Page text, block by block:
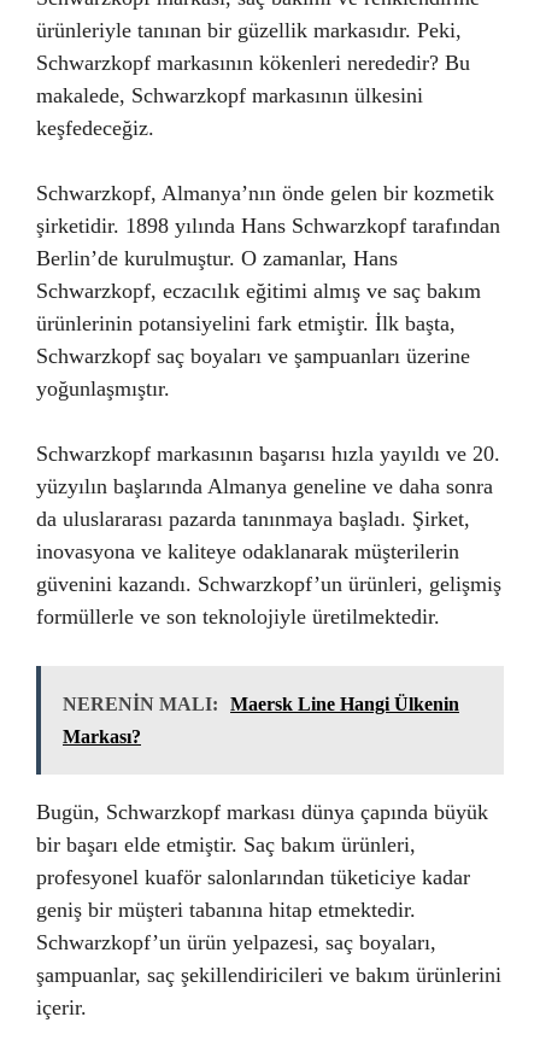
ürünleriyle tanınan bir güzellik markasıdır. Peki,
Schwarzkopf markasının kökenleri nerededir? Bu
makalede, Schwarzkopf markasının ülkesini
keşfedeceğiz.
Schwarzkopf, Almanya’nın önde gelen bir kozmetik
şirketidir. 1898 yılında Hans Schwarzkopf tarafından
Berlin’de kurulmuştur. O zamanlar, Hans
Schwarzkopf, eczacılık eğitimi almış ve saç bakım
ürünlerinin potansiyelini fark etmiştir. İlk başta,
Schwarzkopf saç boyaları ve şampuanları üzerine
yoğunlaşmıştır.
Schwarzkopf markasının başarısı hızla yayıldı ve 20.
yüzyılın başlarında Almanya geneline ve daha sonra
da uluslararası pazarda tanınmaya başladı. Şirket,
inovasyona ve kaliteye odaklanarak müşterilerin
güvenini kazandı. Schwarzkopf’un ürünleri, gelişmiş
formüllerle ve son teknolojiyle üretilmektedir.
NERENİN MALI:
Maersk Line Hangi Ülkenin
Markası?
Bugün, Schwarzkopf markası dünya çapında büyük
bir başarı elde etmiştir. Saç bakım ürünleri,
profesyonel kuaför salonlarından tüketiciye kadar
geniş bir müşteri tabanına hitap etmektedir.
Schwarzkopf’un ürün yelpazesi, saç boyaları,
şampuanlar, saç şekillendiricileri ve bakım ürünlerini
içerir.